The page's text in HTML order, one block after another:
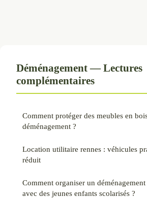
Déménagement — Lectures
complémentaires
Comment protéger des meubles en
déménagement ?
Location utilitaire rennes : véhicules
réduit
Comment organiser un
avec des jeunes enfants scolarisés ?